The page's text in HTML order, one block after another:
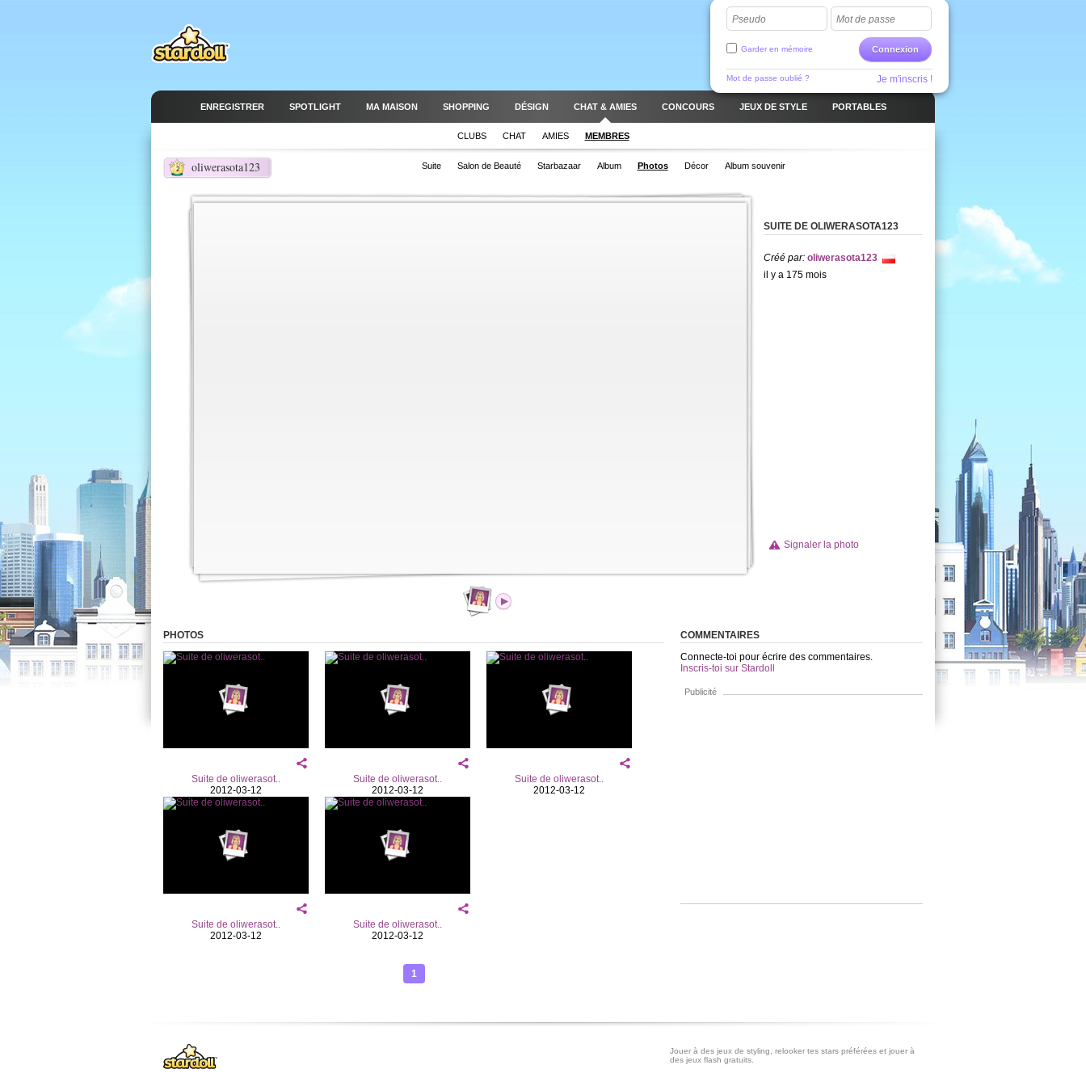
Pseudo Mot de passe
Connexion
Garder en mémoire
Mot de passe oublié ? Je m'inscris !
ENREGISTRER SPOTLIGHT MA MAISON SHOPPING DÉSIGN CHAT & AMIES CONCOURS JEUX DE STYLE PORTABLES
CLUBS CHAT AMIES MEMBRES
oliwerasota123
2 Suite Salon de Beauté Starbazaar Album Photos Décor Album souvenir
SUITE DE OLIWERASOTA123
Créé par: oliwerasota123
il y a 175 mois
Signaler la photo
PHOTOS
Suite de oliwerasot..
2012-03-12
Suite de oliwerasot..
2012-03-12
Suite de oliwerasot..
2012-03-12
Suite de oliwerasot..
2012-03-12
Suite de oliwerasot..
2012-03-12
1
COMMENTAIRES
Connecte-toi pour écrire des commentaires.
Inscris-toi sur Stardoll
Publicité
Jouer à des jeux de styling, relooker tes stars préférées et jouer à
des jeux flash gratuits.